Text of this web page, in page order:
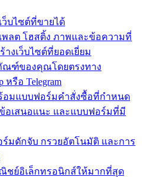
ว็บไซต์ที่ขายได้
พลต โฮสติ้ง ภาพและข้อความที่
างเว็บไซต์ที่ยอดเยี่ยม
ณฑ์ของคุณโดยตรงทาง
หรือ Telegram
อมแบบฟอร์มคำสั่งซื้อที่กำหนด
อเสนอแนะ และแบบฟอร์มที่มี
มดักจับ กรวยอัตโนมัติ และการ
ชย์อิเล็กทรอนิกส์ให้มากที่สุด